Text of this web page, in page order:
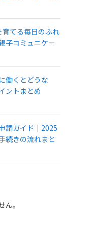
育てる毎日のふれ
子コミュニケー
働くとどうな
ントまとめ
請ガイド｜2025
続きの流れまと
。